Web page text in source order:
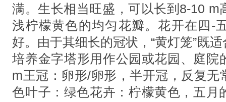
满。生长相当旺盛，可以长到8-10 m
浅柠檬黄色的均匀花瓣。花开在四-
好。由于其细长的冠状，“黄灯笼”既
培养金字塔形用作公园或花园、庭院
m王冠：卵形/卵形，半开冠，反复无
色叶子：绿色花卉：柠檬黄色，五月